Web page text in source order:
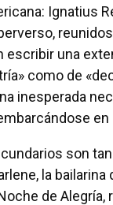
Ignatius
escribir una
como de
inesperada
son
la
de